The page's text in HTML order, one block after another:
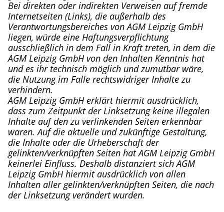
Bei direkten oder indirekten Verweisen auf fremde
Internetseiten (Links), die außerhalb des
Verantwortungsbereiches von AGM Leipzig GmbH
liegen, würde eine Haftungsverpflichtung
ausschließlich in dem Fall in Kraft treten, in dem die
AGM Leipzig GmbH von den Inhalten Kenntnis hat
und es ihr technisch möglich und zumutbar wäre,
die Nutzung im Falle rechtswidriger Inhalte zu
verhindern.
AGM Leipzig GmbH erklärt hiermit ausdrücklich,
dass zum Zeitpunkt der Linksetzung keine illegalen
Inhalte auf den zu verlinkenden Seiten erkennbar
waren. Auf die aktuelle und zukünftige Gestaltung,
die Inhalte oder die Urheberschaft der
gelinkten/verknüpften Seiten hat AGM Leipzig GmbH
keinerlei Einfluss. Deshalb distanziert sich AGM
Leipzig GmbH hiermit ausdrücklich von allen
Inhalten aller gelinkten/verknüpften Seiten, die nach
der Linksetzung verändert wurden.